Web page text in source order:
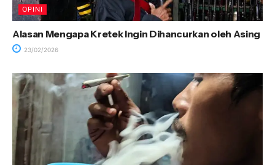
OPINI
Alasan Mengapa Kretek Ingin Dihancurkan oleh Asing
23/02/2026